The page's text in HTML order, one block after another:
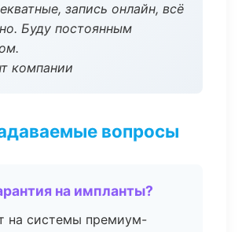
запись онлайн, всё
Буду постоянным
компании
вопросы
на импланты?
на системы премиум-